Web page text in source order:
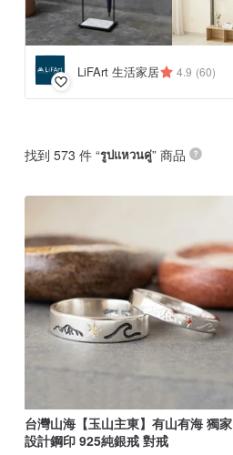
LiFArt 生活家居 4.9 (60)
找到 573 件 “รูปแหวนคู่” 商品
台灣山海【玉山主東】有山有海 獨家
設計鋼印 925純銀戒 對戒